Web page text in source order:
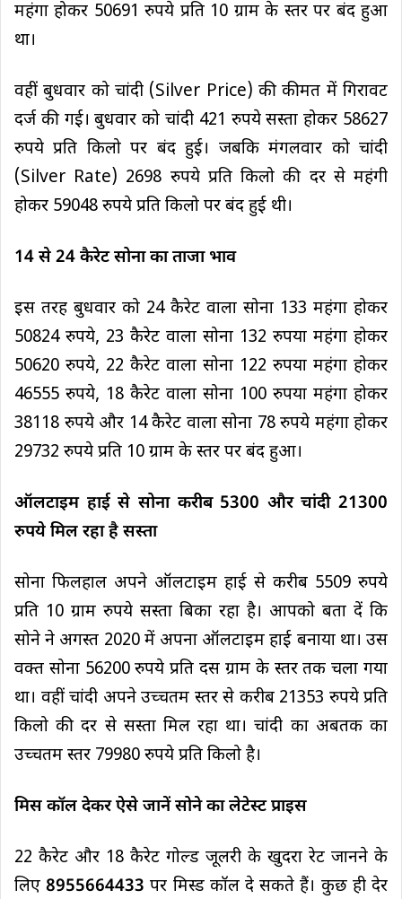
महंगा होकर 50691 रुपये प्रति 10 ग्राम के स्तर पर बंद हुआ
था।
वहीं बुधवार को चांदी (Silver Price) की कीमत में गिरावट
दर्ज की गई। बुधवार को चांदी 421 रुपये सस्ता होकर 58627
रुपये प्रति किलो पर बंद हुई। जबकि मंगलवार को चांदी
(Silver Rate) 2698 रुपये प्रति किलो की दर से महंगी
होकर 59048 रुपये प्रति किलो पर बंद हुई थी।
14 से 24 कैरेट सोना का ताजा भाव
इस तरह बुधवार को 24 कैरेट वाला सोना 133 महंगा होकर
50824 रुपये, 23 कैरेट वाला सोना 132 रुपया महंगा होकर
50620 रुपये, 22 कैरेट वाला सोना 122 रुपया महंगा होकर
46555 रुपये, 18 कैरेट वाला सोना 100 रुपया महंगा होकर
38118 रुपये और 14 कैरेट वाला सोना 78 रुपये महंगा होकर
29732 रुपये प्रति 10 ग्राम के स्तर पर बंद हुआ।
ऑलटाइम हाई से सोना करीब 5300 और चांदी 21300
रुपये मिल रहा है सस्ता
सोना फिलहाल अपने ऑलटाइम हाई से करीब 5509 रुपये
प्रति 10 ग्राम रुपये सस्ता बिका रहा है। आपको बता दें कि
सोने ने अगस्त 2020 में अपना ऑलटाइम हाई बनाया था। उस
वक्त सोना 56200 रुपये प्रति दस ग्राम के स्तर तक चला गया
था। वहीं चांदी अपने उच्चतम स्तर से करीब 21353 रुपये प्रति
किलो की दर से सस्ता मिल रहा था। चांदी का अबतक का
उच्चतम स्तर 79980 रुपये प्रति किलो है।
मिस कॉल देकर ऐसे जानें सोने का लेटेस्ट प्राइस
22 कैरेट और 18 कैरेट गोल्ड जूलरी के खुदरा रेट जानने के
लिए8955664433 पर मिस्ड कॉल दे सकते हैं। कुछ ही देर